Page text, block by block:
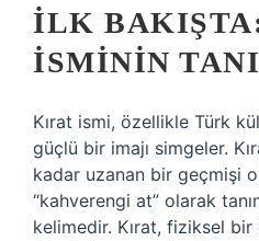
İLK
İSMININ
Kırat ismi, özellikle Türk
güçlü bir imajı simgeler.
kadar uzanan bir geçmişi
“kahverengi at” olarak
kelimedir. Kırat, fiziksel bir